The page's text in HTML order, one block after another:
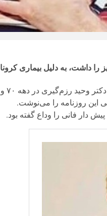
داشت، به دلیل بیماری
؛
این روزنامه را می‌نوشت.
دار فانی را وداع گفته بود.